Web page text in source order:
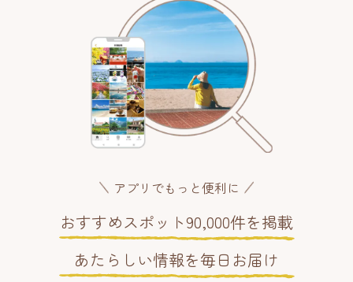
アプリでもっと便利に
おすすめスポット90,000件を掲載
あたらしい情報を毎日お届け